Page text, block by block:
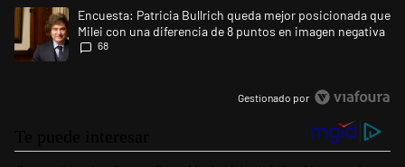
Un artículo de tendencia con el título "Encuesta: Patricia Bullrich
Encuesta: Patricia Bullrich queda mejor posicionada que
Milei con una diferencia de 8 puntos en imagen negativa
68
Gestionado por